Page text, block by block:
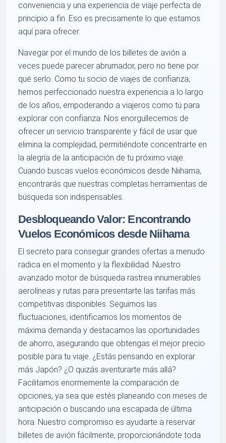
conveniencia y una experiencia de viaje perfecta de
principio a fin. Eso es precisamente lo que estamos
aquí para ofrecer.
Navegar por el mundo de los billetes de avión a
veces puede parecer abrumador, pero no tiene por
qué serlo. Como tu socio de viajes de confianza,
hemos perfeccionado nuestra experiencia a lo largo
de los años, empoderando a viajeros como tú para
explorar con confianza. Nos enorgullecemos de
ofrecer un servicio transparente y fácil de usar que
elimina la complejidad, permitiéndote concentrarte en
la alegría de la anticipación de tu próximo viaje.
Cuando buscas vuelos económicos desde Niihama,
encontrarás que nuestras completas herramientas de
búsqueda son indispensables.
Desbloqueando Valor: Encontrando
Vuelos Económicos desde Niihama
El secreto para conseguir grandes ofertas a menudo
radica en el momento y la flexibilidad. Nuestro
avanzado motor de búsqueda rastrea innumerables
aerolíneas y rutas para presentarte las tarifas más
competitivas disponibles. Seguimos las
fluctuaciones, identificamos los momentos de
máxima demanda y destacamos las oportunidades
de ahorro, asegurando que obtengas el mejor precio
posible para tu viaje. ¿Estás pensando en explorar
más Japón? ¿O quizás aventurarte más allá?
Facilitamos enormemente la comparación de
opciones, ya sea que estés planeando con meses de
anticipación o buscando una escapada de última
hora. Nuestro compromiso es ayudarte a reservar
billetes de avión fácilmente, proporcionándote toda